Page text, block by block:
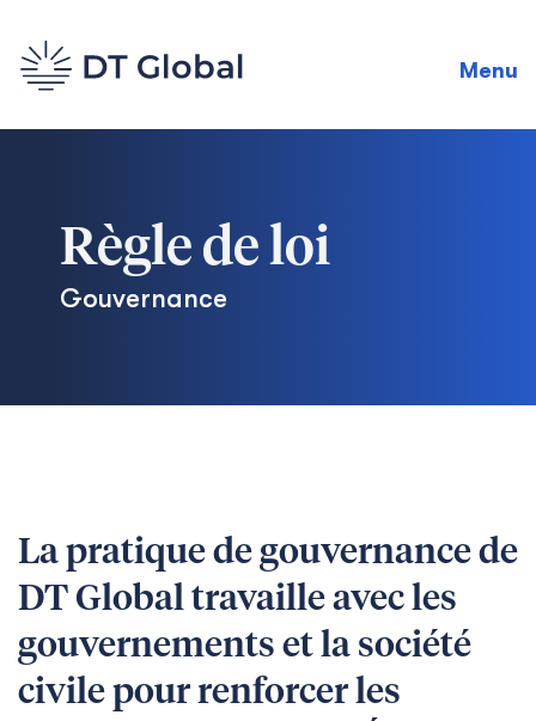
Menu
Règle de loi
Gouvernance
La pratique de gouvernance de
DT Global travaille avec les
gouvernements et la société
civile pour renforcer les